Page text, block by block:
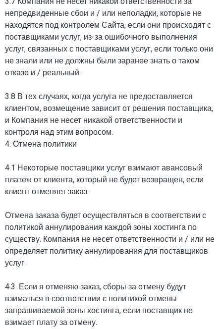
непредвиденные сбои и / или неполадки, которые не
находятся под контролем Сайта, если они происходят с
поставщиками услуг, из-за ошибочного выполнения
услуг, связанных с поставщиками услуг, если только они
не знали или не должны были заранее знать о таком
отказе и / реальный.
3.8 В тех случаях, когда услуга не предоставляется
клиентом, возмещение зависит от решения поставщика,
и Компания не несет никакой ответственности и
контроля над этим вопросом.
4. Отмена политики
4.1 Некоторые поставщики услуг взимают авансовый
платеж от клиента, который не будет возвращен, если
клиент отменяет заказ.
Отмена заказа будет осуществляться в соответствии с
политикой аннулирования каждой зоны хостинга по
существу. Компания не несет ответственности и / или не
определяет политику аннулирования для поставщиков
услуг.
4.3. Если я отменяю заказ, сборы за отмену будут
взиматься в соответствии с политикой отмены
запрашиваемой зоны хостинга, если поставщик не
взимает плату за отмену.